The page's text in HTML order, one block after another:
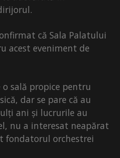
că Sala Palatului
acest eveniment de
sală propice pentru
dar se pare că au
ani și lucrurile au
nu a interesat neapărat
fondatorul orchestrei